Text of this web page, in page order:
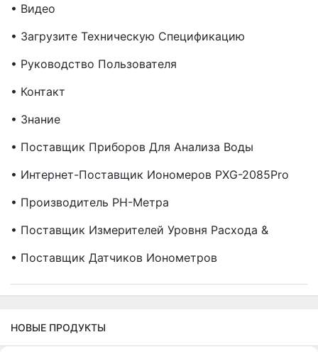
• Видео
• Загрузите Техническую Спецификацию
• Руководство Пользователя
• Контакт
• Знание
• Поставщик Приборов Для Анализа Воды
• Интернет-Поставщик Иономеров PXG-2085Pro
• Производитель PH-Метра
• Поставщик Измерителей Уровня Расхода &
• Поставщик Датчиков Ионометров
НОВЫЕ ПРОДУКТЫ